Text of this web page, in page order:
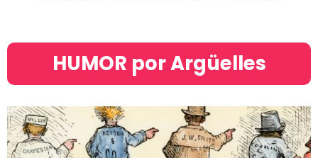
HUMOR por Argüelles​